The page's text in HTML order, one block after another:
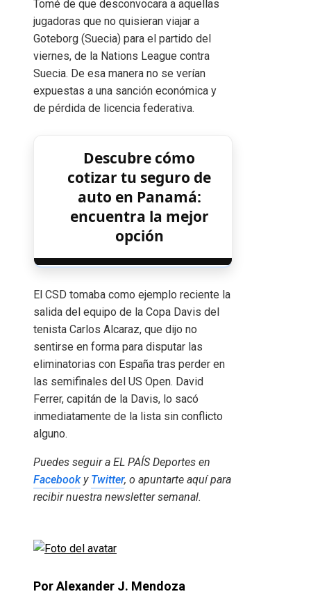
Tomé de que desconvocara a aquellas
jugadoras que no quisieran viajar a
Goteborg (Suecia) para el partido del
viernes, de la Nations League contra
Suecia. De esa manera no se verían
expuestas a una sanción económica y
de pérdida de licencia federativa.
Descubre cómo
cotizar tu seguro de
auto en Panamá:
encuentra la mejor
opción
El CSD tomaba como ejemplo reciente la
salida del equipo de la Copa Davis del
tenista Carlos Alcaraz, que dijo no
sentirse en forma para disputar las
eliminatorias con España tras perder en
las semifinales del US Open. David
Ferrer, capitán de la Davis, lo sacó
inmediatamente de la lista sin conflicto
alguno.
Puedes seguir a EL PAÍS Deportes en
Facebooky Twitter, o apuntarte aquí para
recibirnuestra newsletter semanal.
Por Alexander J. Mendoza